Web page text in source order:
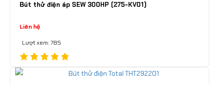
Bút thử điện áp SEW 300HP (275-KV01)
Liên hệ
Lượt xem: 785